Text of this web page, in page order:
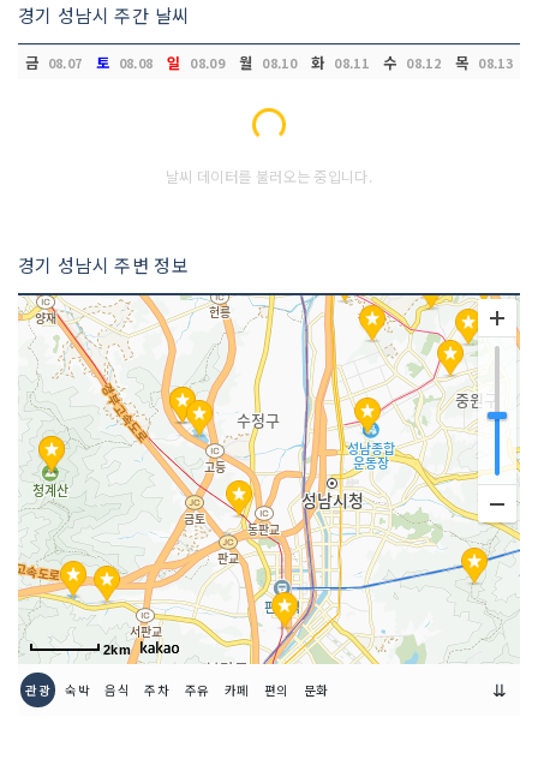
경기 성남시 주간 날씨
금 08.07 토 08.08 일 08.09 월 08.10 화 08.11 수 08.12 목 08.13
Loading...
날씨 데이터를 불러오는 중입니다.
경기 성남시 주변 정보
2km
관광 숙박 음식 주차 주유 카페 편의 문화 ⇊